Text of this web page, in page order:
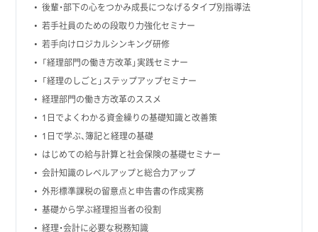
後輩・部下の心をつかみ成長につなげるタイプ別指導法
若手社員のための段取り力強化セミナー
若手向けロジカルシンキング研修
「経理部門の働き方改革」実践セミナー
「経理のしごと」ステップアップセミナー
経理部門の働き方改革のススメ
1日でよくわかる資金繰りの基礎知識と改善策
1日で学ぶ、簿記と経理の基礎
はじめての給与計算と社会保険の基礎セミナー
会計知識のレベルアップと総合力アップ
外形標準課税の留意点と申告書の作成実務
基礎から学ぶ経理担当者の役割
経理・会計に必要な税務知識